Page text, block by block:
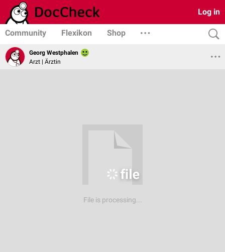
Log in
Community Flexikon Shop
Georg Westphalen
Arzt | Ärztin
File is processing...